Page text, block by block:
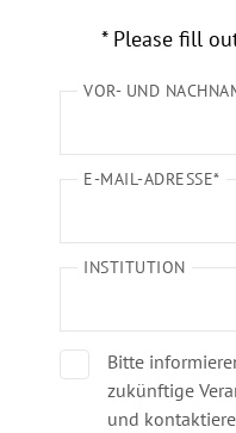
* Please fill
VOR- UND
E-MAIL-ADRESSE*
INSTITUTION
Bitte
zukünftige
und